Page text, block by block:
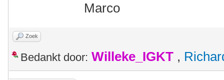
Marco
Zoek
Bedankt door: Willeke_IGKT ,